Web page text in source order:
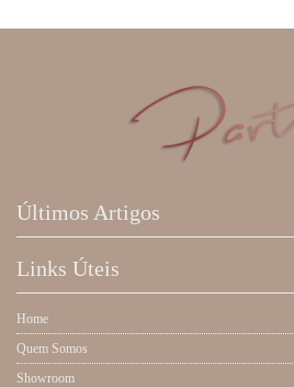
Últimos Artigos
Links Úteis
Home
Quem Somos
Showroom